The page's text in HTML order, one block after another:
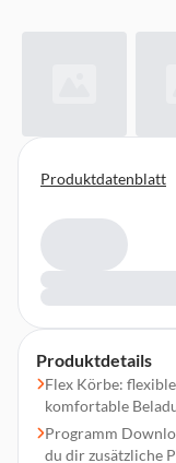
Produktdetails
Flex Körbe:
komfortable
Programm
du dir zusätzliche
Produktdatenblatt